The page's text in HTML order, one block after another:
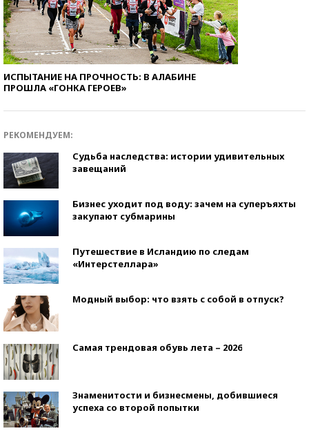
ИСПЫТАНИЕ НА ПРОЧНОСТЬ: В АЛАБИНЕ
ПРОШЛА «ГОНКА ГЕРОЕВ»
РЕКОМЕНДУЕМ:
Судьба наследства: истории удивительных
завещаний
Бизнес уходит под воду: зачем на суперъяхты
закупают субмарины
Путешествие в Исландию по следам
«Интерстеллара»
Модный выбор: что взять с собой в отпуск?
Самая трендовая обувь лета – 2026
Знаменитости и бизнесмены, добившиеся
успеха со второй попытки